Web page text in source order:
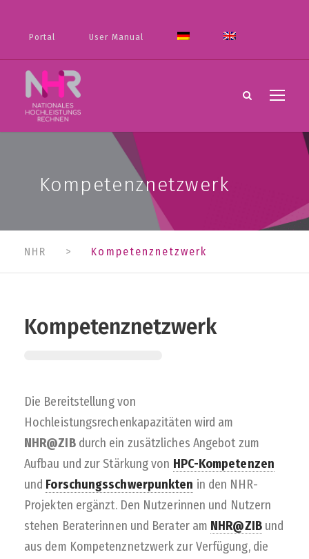
Portal User Manual
Kompetenznetzwerk
NHR > Kompetenznetzwerk
Kompetenznetzwerk
Die Bereitstellung von
Hochleistungsrechenkapazitäten wird am
NHR@ZIBdurch ein zusätzliches Angebot zum
Aufbau und zur Stärkung von HPC-Kompetenzen
und Forschungsschwerpunkten in den NHR-
Projekten ergänzt. Den Nutzerinnen und Nutzern
stehen Beraterinnen und Berater am NHR@ZIBund
aus dem Kompetenznetzwerk zur Verfügung, die